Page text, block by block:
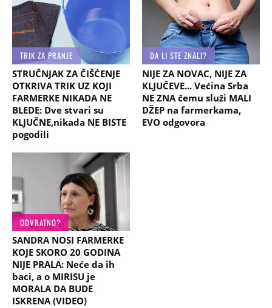
TRIK ZA PRANJE
STRUČNJAK ZA ČIŠĆENJE
OTKRIVA TRIK UZ KOJI
FARMERKE NIKADA NE
BLEDE: Dve stvari su
KLJUČNE,nikada NE BISTE
pogodili
DA LI STE ZNALI?
NIJE ZA NOVAC, NIJE ZA
KLJUČEVE... Većina Srba
NE ZNA čemu služi MALI
DŽEP na farmerkama,
EVO odgovora
ODVRATNO?
SANDRA NOSI FARMERKE
KOJE SKORO 20 GODINA
NIJE PRALA: Neće da ih
baci, a o MIRISU je
MORALA DA BUDE
ISKRENA (VIDEO)